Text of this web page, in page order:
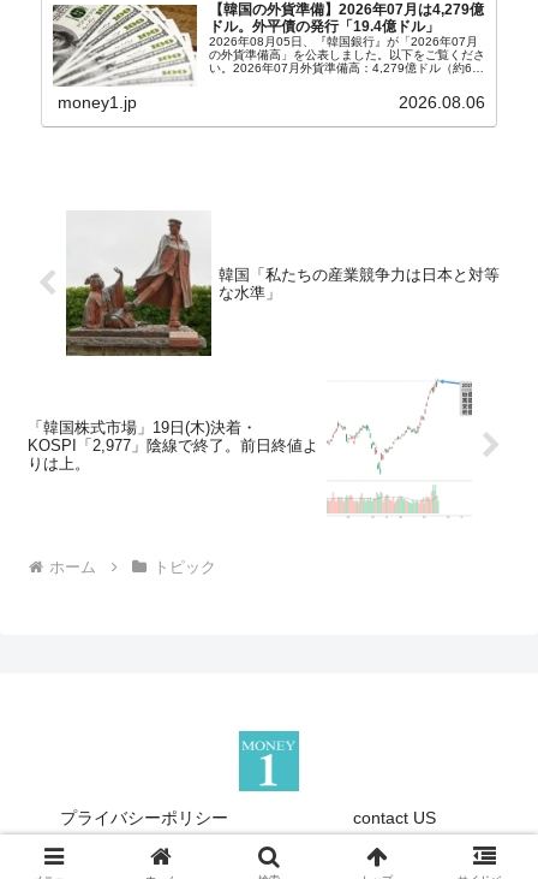
【韓国の外貨準備】2026年07月は4,279億
ドル。外平債の発行「19.4億ドル」
2026年08月05日、『韓国銀行』が「2026年07月
の外貨準備高」を公表しました。以下をご覧くださ
い。2026年07月外貨準備高：4,279億ドル（約67
money1.jp 2026.08.06
韓国「私たちの産業競争力は日本と対等
な水準」
「韓国株式市場」19日(木)決着・
KOSPI「2,977」陰線で終了。前日終値よ
りは上。
ホーム トピック
プライバシーポリシー contact US
Copyright © 2013-2026 『Money1』 All Rights Reserved.